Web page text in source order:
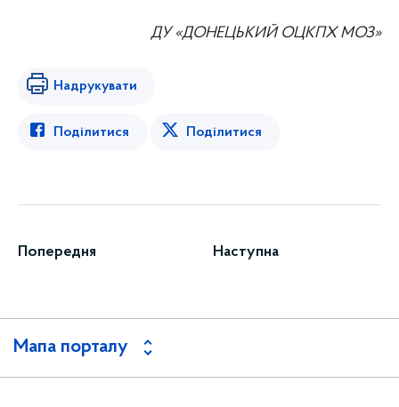
ДУ «ДОНЕЦЬКИЙ ОЦКПХ МОЗ»
Надрукувати
Поділитися Поділитися
Попередня Наступна
Мапа порталу